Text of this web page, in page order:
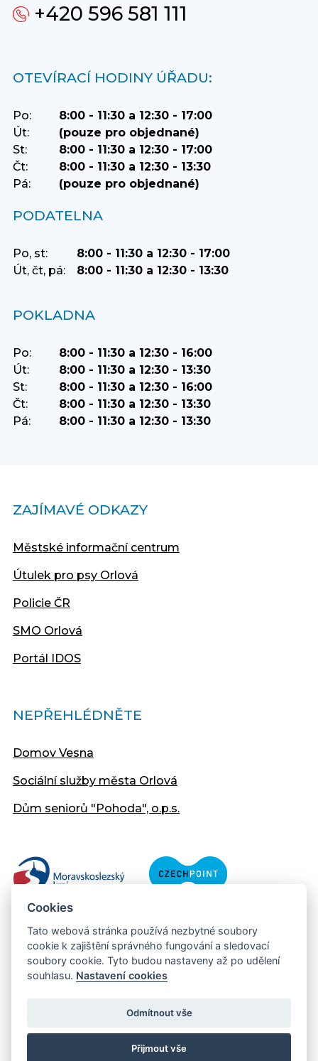
+420 596 581 111
OTEVÍRACÍ HODINY ÚŘADU:
Po:
8:00 - 11:30 a 12:30 - 17:00
Út:
(pouze pro objednané)
St:
8:00 - 11:30 a 12:30 - 17:00
Čt:
8:00 - 11:30 a 12:30 - 13:30
Pá:
(pouze pro objednané)
PODATELNA
Po, st:
8:00 - 11:30 a 12:30 - 17:00
Út, čt, pá:
8:00 - 11:30 a 12:30 - 13:30
POKLADNA
Po:
8:00 - 11:30 a 12:30 - 16:00
Út:
8:00 - 11:30 a 12:30 - 13:30
St:
8:00 - 11:30 a 12:30 - 16:00
Čt:
8:00 - 11:30 a 12:30 - 13:30
Pá:
8:00 - 11:30 a 12:30 - 13:30
ZAJÍMAVÉ ODKAZY
Městské informační centrum
Útulek pro psy Orlová
Policie ČR
SMO Orlová
Portál IDOS
NEPŘEHLÉDNĚTE
Domov Vesna
Sociální služby města Orlová
Dům seniorů "Pohoda", o.p.s.
Copyright © 2013 - 2026 Městský úřad Orlová
Cookies
Tato webová stránka používá nezbytné soubory
cookie k zajištění správného fungování a sledovací
soubory cookie. Tyto budou nastaveny až po udělení
souhlasu. Nastavení cookies
Odmítnout vše
Přijmout vše